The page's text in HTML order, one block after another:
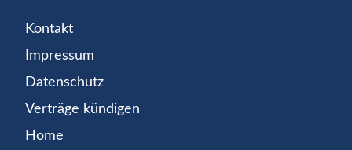
Kontakt
Impressum
Datenschutz
Verträge kündigen
Home